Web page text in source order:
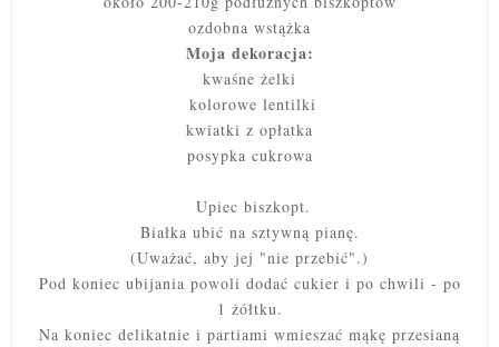
ozdobna wstążka
Moja dekoracja:
kwaśne żelki
kolorowe lentilki
kwiatki z opłatka
posypka cukrowa
Upiec biszkopt.
Białka ubić na sztywną pianę.
(Uważać, aby jej "nie przebić".)
Pod koniec ubijania powoli dodać cukier i po chwili - po
1 żółtku.
Na koniec delikatnie i partiami wmieszać mąkę przesianą